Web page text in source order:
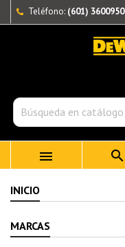
Teléfono: (601) 3600950
 
INICIO
MARCAS